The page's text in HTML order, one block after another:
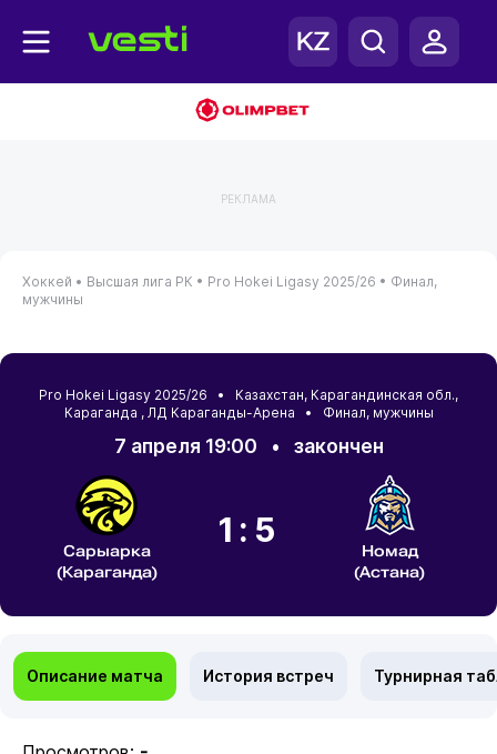
РЕКЛАМА
Хоккей • Высшая лига РК • Pro Hokei Ligasy 2025/26 • Финал,
мужчины
Pro Hokei Ligasy 2025/26 • Казахстан, Карагандинская обл.,
Караганда , ЛД Караганды-Арена • Финал, мужчины
7 апреля 19:00 • закончен
Сарыарка
(Караганда)
1:5
Номад
(Астана)
Описание матча История встреч Турнирная